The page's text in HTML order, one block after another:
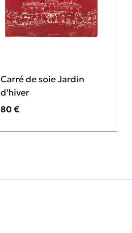
Carré de soie Jardin
d'hiver
Prix ​​actuel
80 €